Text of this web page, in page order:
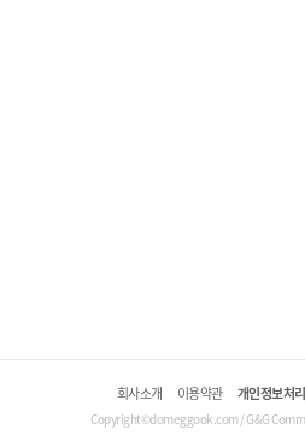
회사소개 이용약관 개인정보처
Copyright©domeggook.com / G&G